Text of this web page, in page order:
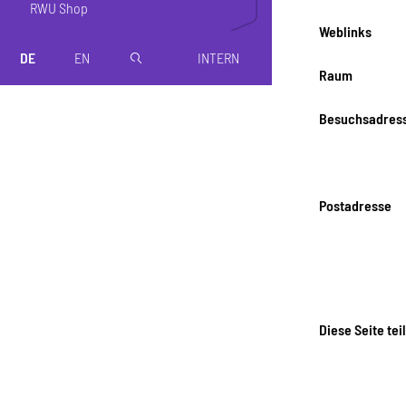
RWU Shop
DE EN magnifier INTERN
Weblinks
Raum
Postadresse
Diese Seite